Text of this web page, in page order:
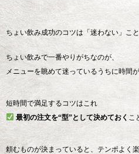
ちょい飲み成功のコツは「迷わない」こと
ちょい飲みで一番やりがちなのが、
メニューを眺めて迷っているうちに時間
短時間で満足するコツはこれ
最初の注文を“型”として決めておく こ
頼むものが決まっていると、テンポよく